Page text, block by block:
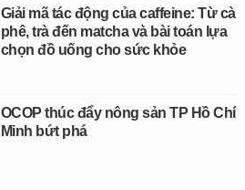
Giải mã tác động của caffeine: Từ cà
phê, trà đến matcha và bài toán lựa
chọn đồ uống cho sức khỏe
OCOP thúc đẩy nông sản TP Hồ Chí
Minh bứt phá